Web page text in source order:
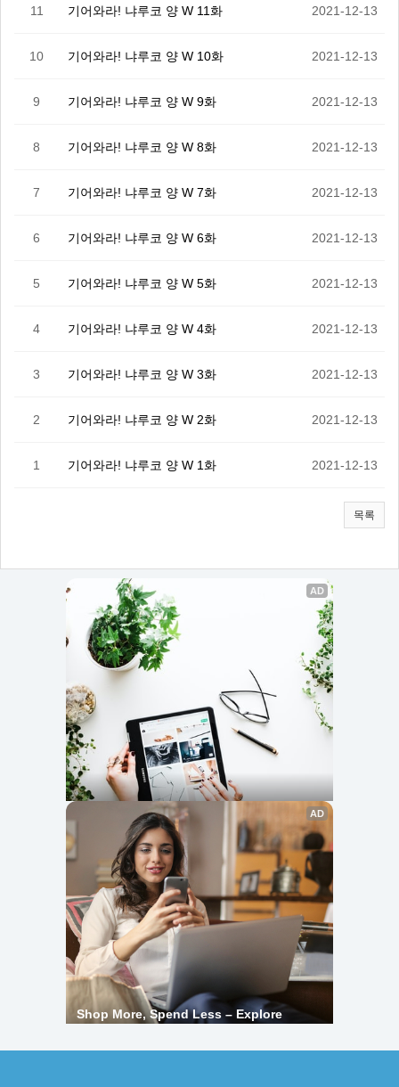
11 기어와라! 냐루코 양 W 11화 2021-12-13
10 기어와라! 냐루코 양 W 10화 2021-12-13
9 기어와라! 냐루코 양 W 9화 2021-12-13
8 기어와라! 냐루코 양 W 8화 2021-12-13
7 기어와라! 냐루코 양 W 7화 2021-12-13
6 기어와라! 냐루코 양 W 6화 2021-12-13
5 기어와라! 냐루코 양 W 5화 2021-12-13
4 기어와라! 냐루코 양 W 4화 2021-12-13
3 기어와라! 냐루코 양 W 3화 2021-12-13
2 기어와라! 냐루코 양 W 2화 2021-12-13
1 기어와라! 냐루코 양 W 1화 2021-12-13
목록